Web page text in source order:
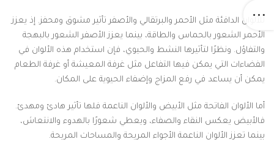
للألوان الدافئة مثل الأحمر والبرتقالي والأصفر تأثير مشوق ومحفز. إذ يعزز
الأحمر الشعور بالحماس والطاقة، بينما يعزز الأصفر الشعور بالبهجة
والتفاؤل. ونظرًا لتأثيرها النشط والحيوي، فإن استخدام هذه الألوان في
الفضاءات التي يمكن فيها التفاعل مثل غرفة المعيشة أو غرفة الطعام
يمكن أن يساعد في رفع المزاج وإضفاء الحيوية على المكان.
أما الألوان الفاتحة مثل الأبيض والألوان الناعمة فلها تأثير هادئ ومهدئ.
فالأبيض يعكس النقاء والصفاء، ويعطي شعورًا بالهدوء والانتعاش،
بينما تعزز الألوان الناعمة الأجواء المريحة والمساحات المريحة.